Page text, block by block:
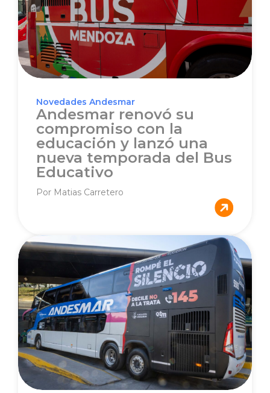
Novedades Andesmar
Andesmar renovó su
compromiso con la
educación y lanzó una
nueva temporada del Bus
Educativo
Por Matias Carretero